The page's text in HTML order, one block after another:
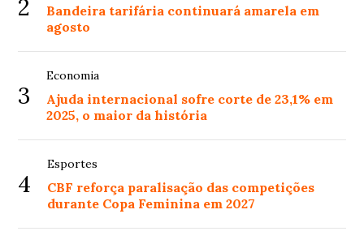
2
Bandeira tarifária continuará amarela em
agosto
3
Economia
Ajuda internacional sofre corte de 23,1% em
2025, o maior da história
4
Esportes
CBF reforça paralisação das competições
durante Copa Feminina em 2027